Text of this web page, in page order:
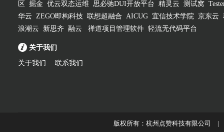
区
掘金 优云双态运维 思必驰DUI开放平台 精灵云 测试窝
华云 ZEGO即构科技 联想超融合 AICUG 宜信技术学院 京东云
浪潮云
新思齐 融云 禅道项目管理软件 轻流无代码平台
关于我们
关于我们 联系我们
版权所有：杭州点赞科技有限公司